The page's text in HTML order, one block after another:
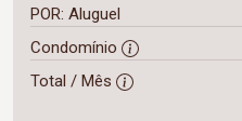
POR: Aluguel
Condomínio
Total / Mês